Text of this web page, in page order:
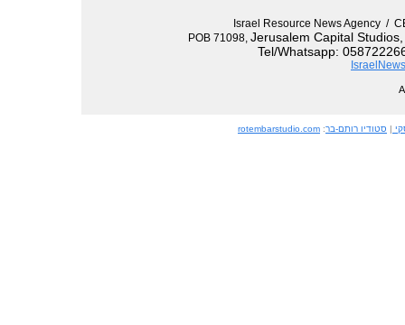
Israel Resource News Agency /
POB 71098, Jerusalem Capital
Tel/Whatsapp:
| סטודיו רותם-בר:
rotembarstudio.com